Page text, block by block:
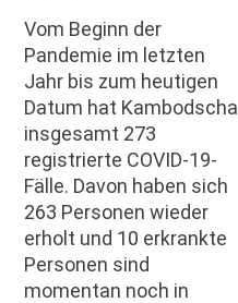
Vom Beginn der
Pandemie im letzten
Jahr bis zum heutigen
Datum hat Kambodscha
insgesamt 273
registrierte COVID-19-
Fälle. Davon haben sich
263 Personen wieder
erholt und 10 erkrankte
Personen sind
momentan noch in